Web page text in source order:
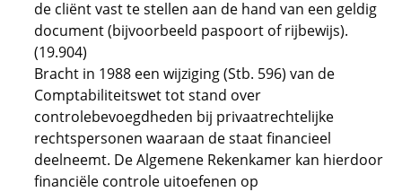
de cliënt vast te stellen aan de hand van een geldig
document (bijvoorbeeld paspoort of rijbewijs).
(19.904)
Bracht in 1988 een wijziging (Stb. 596) van de
Comptabiliteitswet tot stand over
controlebevoegdheden bij privaatrechtelijke
rechtspersonen waaraan de staat financieel
deelneemt. De Algemene Rekenkamer kan hierdoor
financiële controle uitoefenen op